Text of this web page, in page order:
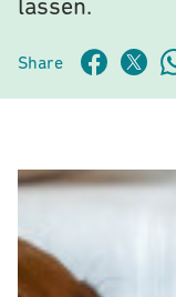
lassen.
Share